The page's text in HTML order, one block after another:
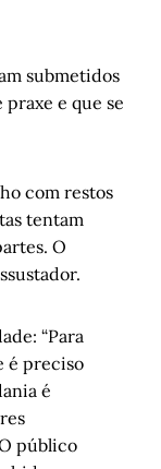
submetidos
e que se
com restos
tentam
O
“Para
é preciso
é
público